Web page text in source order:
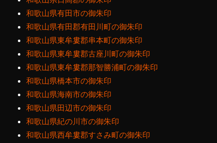
和歌山県有田市の御朱印
和歌山県有田郡有田川町の御朱印
和歌山県東牟婁郡串本町の御朱印
和歌山県東牟婁郡古座川町の御朱印
和歌山県東牟婁郡那智勝浦町の御朱印
和歌山県橋本市の御朱印
和歌山県海南市の御朱印
和歌山県田辺市の御朱印
和歌山県紀の川市の御朱印
和歌山県西牟婁郡すさみ町の御朱印